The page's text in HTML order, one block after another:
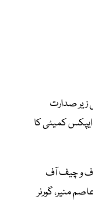
زیر صدارت
کمیٹی کا
و چیف آف
منیر، گورنر